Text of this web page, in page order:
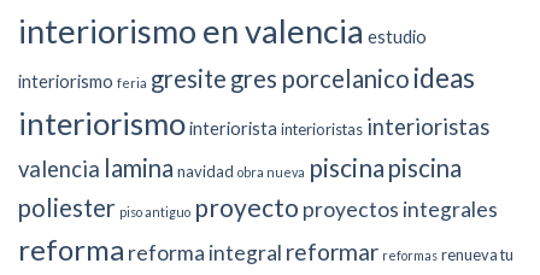
interiorismo en valencia estudio
interiorismo feria gresite gres porcelanico ideas
interiorismointeriorista interioristas interioristas
valencia lamina navidad obra nueva piscina piscina
poliester piso antiguo proyecto proyectos integrales
reforma reforma integral reformar reformas renueva tu